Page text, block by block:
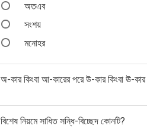
অতএব
সংশয়
মনোহর
অ-কার কিংবা আ-কারের পরে উ-কার কিংবা ঊ-
বিশেষ নিয়মে সাধিত সন্ধি-বিচ্ছেদ কোনটি?